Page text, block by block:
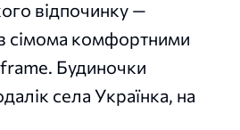
відпочинку —
сімома комфортними
Будиночки
села Українка, на